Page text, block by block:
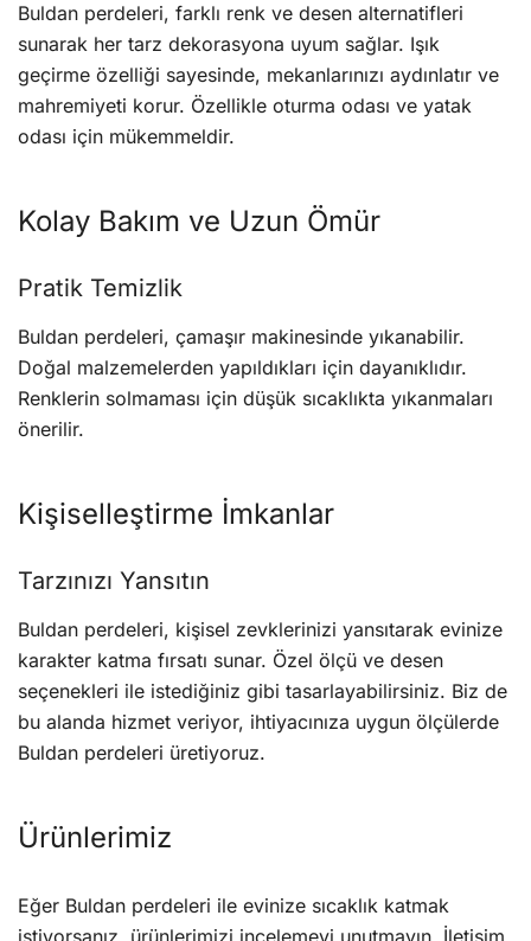
Buldan perdeleri, farklı renk ve desen alternatifleri
sunarak her tarz dekorasyona uyum sağlar. Işık
geçirme özelliği sayesinde, mekanlarınızı aydınlatır ve
mahremiyeti korur. Özellikle oturma odası ve yatak
odası için mükemmeldir.
Kolay Bakım ve Uzun Ömür
Pratik Temizlik
Buldan perdeleri, çamaşır makinesinde yıkanabilir.
Doğal malzemelerden yapıldıkları için dayanıklıdır.
Renklerin solmaması için düşük sıcaklıkta yıkanmaları
önerilir.
Kişiselleştirme İmkanlar
Tarzınızı Yansıtın
Buldan perdeleri, kişisel zevklerinizi yansıtarak evinize
karakter katma fırsatı sunar. Özel ölçü ve desen
seçenekleri ile istediğiniz gibi tasarlayabilirsiniz. Biz de
bu alanda hizmet veriyor, ihtiyacınıza uygun ölçülerde
Buldan perdeleri üretiyoruz.
Ürünlerimiz
Eğer Buldan perdeleri ile evinize sıcaklık katmak